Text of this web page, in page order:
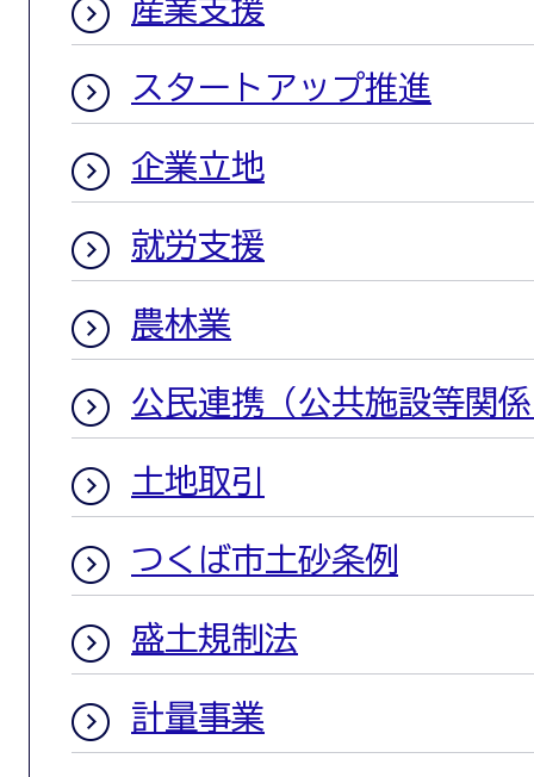
産業支援
スタートアップ推進
企業立地
就労支援
農林業
公民連携（公共施設等関
土地取引
つくば市土砂条例
盛土規制法
計量事業